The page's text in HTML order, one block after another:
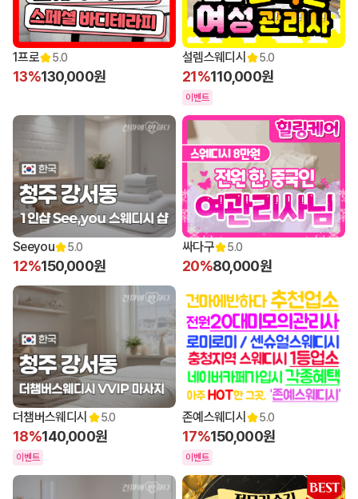
1프로 5.0
13%130,000원
설렘스웨디시 5.0
21%110,000원
이벤트
Seeyou 5.0
12%150,000원
싸다구 5.0
20%80,000원
더챔버스웨디시 5.0
18%140,000원
이벤트
존예스웨디시 5.0
17%150,000원
이벤트